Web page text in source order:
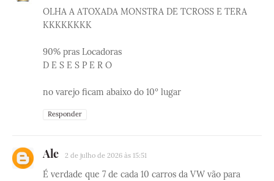
OLHA A ATOXADA MONSTRA DE TCROSS E TERA
KKKKKKKK
90% pras Locadoras
D E S E S P E R O
no varejo ficam abaixo do 10º lugar
Responder
Ale 2 de julho de 2026 às 15:51
É verdade que 7 de cada 10 carros da VW vão para